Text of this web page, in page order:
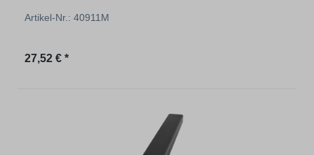
Artikel-Nr.: 40911M
Regulärer Preis:
27,52 € *